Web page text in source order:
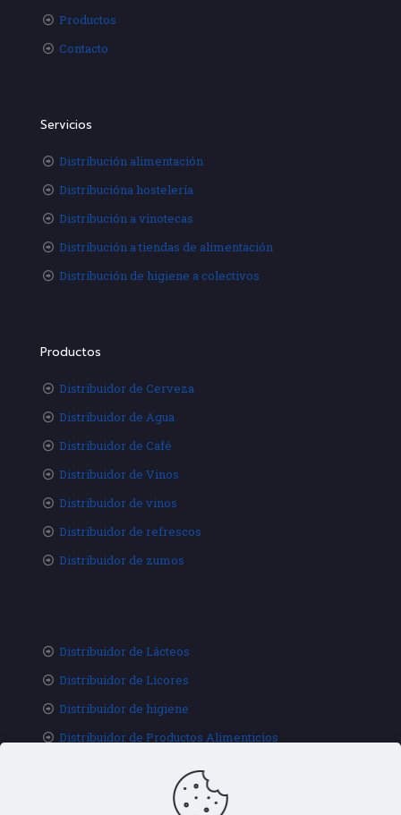
Productos
Contacto
Servicios
Distribución alimentación
Distribucióna hostelería
Distribución a vinotecas
Distribución a tiendas de alimentación
Distribución de higiene a colectivos
Productos
Distribuidor de Cerveza
Distribuidor de Agua
Distribuidor de Café
Distribuidor de Vinos
Distribuidor de vinos
Distribuidor de refrescos
Distribuidor de zumos
Distribuidor de Lácteos
Distribuidor de Licores
Distribuidor de higiene
Distribuidor de Productos Alimenticios